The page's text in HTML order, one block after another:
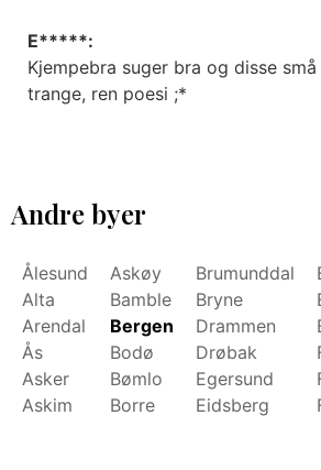
E*****:
Kjempebra suger bra og disse
trange, ren poesi ;*
Andre byer
Ålesund
Alta
Arendal
Ås
Asker
Askim
Askøy
Bamble
Bergen
Bodø
Bømlo
Borre
Brumunddal
Bryne
Drammen
Drøbak
Egersund
Eidsberg